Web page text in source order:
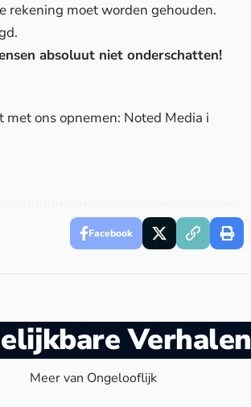
rekening moet worden gehouden.
absoluut niet onderschatten!
ons opnemen: Noted Media i
Facebook
Verhalen
Meer van Ongelooflijk